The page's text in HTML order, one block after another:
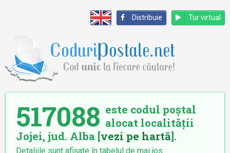
Distribuie Tur virtual
517088 este codul poștal
alocat localității
Jojei, jud. Alba [vezi pe hartă].
Detaliile sunt afișate în tabelul de mai jos.